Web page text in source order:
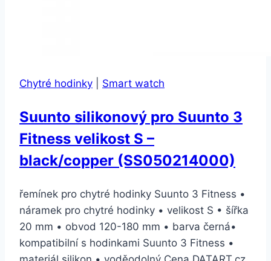
Chytré hodinky Smart watch
Suunto silikonový pro Suunto 3
Fitness velikost S –
black/copper (SS050214000)
řemínek pro chytré hodinky Suunto 3 Fitness •
náramek pro chytré hodinky • velikost S • šířka
20 mm • obvod 120-180 mm • barva černá•
kompatibilní s hodinkami Suunto 3 Fitness •